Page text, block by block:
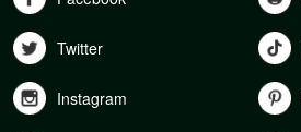
Twitter
Instagram